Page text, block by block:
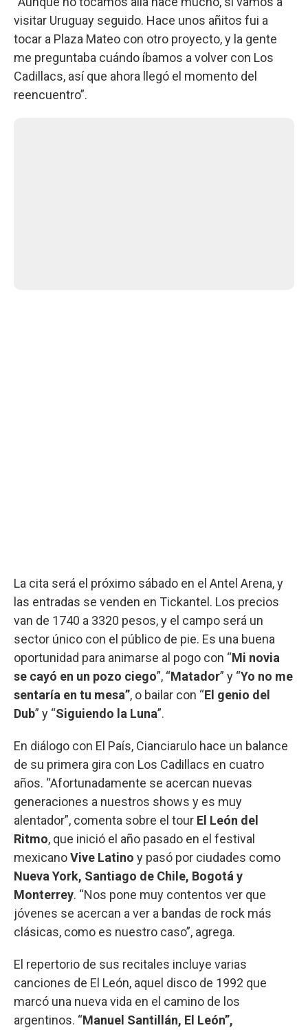
visitar Uruguay seguido. Hace unos añitos fui a
tocar a Plaza Mateo con otro proyecto, y la gente
me preguntaba cuándo íbamos a volver con Los
Cadillacs, así que ahora llegó el momento del
reencuentro”.
La cita será el próximo sábado en el Antel Arena, y
las entradas se venden en Tickantel. Los precios
van de 1740 a 3320 pesos, y el campo será un
sector único con el público de pie. Es una buena
oportunidad para animarse al pogo con “Mi novia
se cayó en un pozo ciego”, “Matador” y “Yo no me
sentaría en tu mesa”, o bailar con “El genio del
Dub” y “Siguiendo la Luna”.
En diálogo con El País, Cianciarulo hace un balance
de su primera gira con Los Cadillacs en cuatro
años. “Afortunadamente se acercan nuevas
generaciones a nuestros shows y es muy
alentador”, comenta sobre el tour El León del
Ritmo, que inició el año pasado en el festival
mexicanoVive Latino y pasó por ciudades como
Nueva York, Santiago de Chile, Bogotá y
Monterrey. “Nos pone muy contentos ver que
jóvenes se acercan a ver a bandas de rock más
clásicas, como es nuestro caso”, agrega.
El repertorio de sus recitales incluye varias
canciones de El León, aquel disco de 1992 que
marcó una nueva vida en el camino de los
argentinos. “Manuel Santillán, El León”,